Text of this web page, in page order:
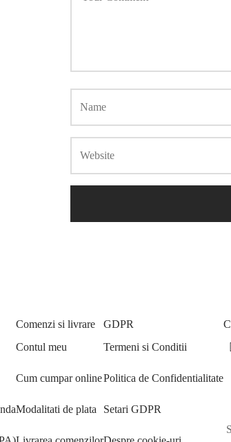
Comenzi si livrare
Contul meu
Cum cumpar online
Modalitati de plata
GDPR
Termeni si Conditii
Politica de Confidentialitate
Setari GDPR